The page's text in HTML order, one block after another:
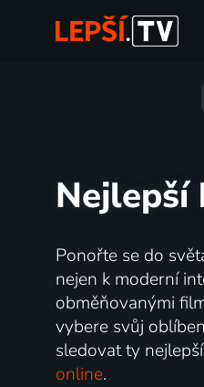
Ponořte se do
nejen k moderní
obměňovanými
vybere svůj
sledovat ty
online.